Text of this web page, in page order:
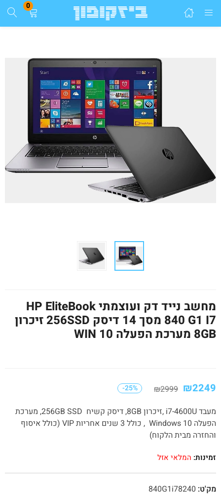
0
התחבר
הזן שם משתמש וסיסמא ע"מ להתחבר.
זכור אותי
התחבר
שכחת סיסמא?
מחשב נייד דק ועוצמתי HP EliteBook
840 G1 I7 מסך 14 דיסק 256SSD זיכרון
8GB מערכת הפעלה WIN 10
₪2249
₪2999
-25%
מעבד i7-4600U ,זיכרון 8GB, דיסק קשיח 256GB SSD, מערכת
הפעלה Windows 10 , כולל 3 שנים אחריות VIP (כולל איסוף
והחזרה מבית הלקוח)
זמינות: המלאי אזל
מק'ט: 840G1i78240